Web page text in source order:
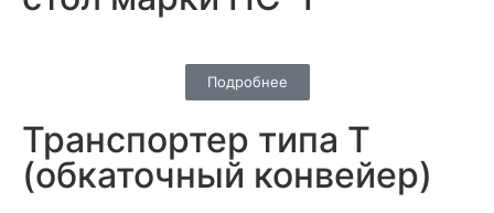
Подробнее
Транспортер типа Т
(обкаточный конвейер)